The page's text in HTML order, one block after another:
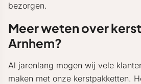
bezorgen.
Meer weten over
Arnhem?
Al jarenlang mogen wij vele
maken met onze kerstpakketten.